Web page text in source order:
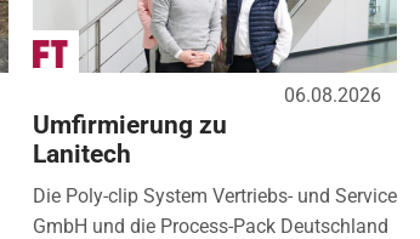
06.08.2026
Umfirmierung zu
Lanitech
Die Poly-clip System Vertriebs- und Service
GmbH und die Process-Pack Deutschland